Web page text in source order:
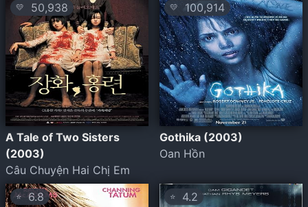
💛 50,938
A Tale of Two Sisters
(2003)
Câu Chuyện Hai Chị Em
💛 100,914
Gothika (2003)
Oan Hồn
⭐ 6.8 ⭐ 4.2